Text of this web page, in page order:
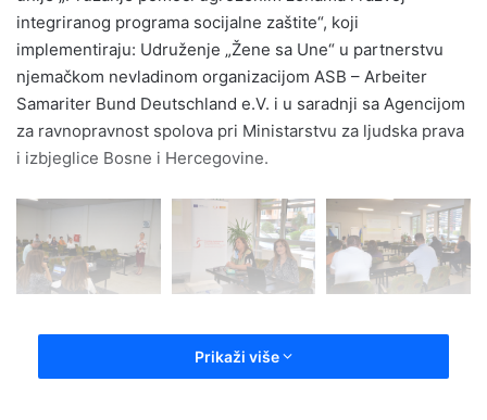
integriranog programa socijalne zaštite“, koji
implementiraju: Udruženje „Žene sa Une“ u partnerstvu
njemačkom nevladinom organizacijom ASB – Arbeiter
Samariter Bund Deutschland e.V. i u saradnji sa Agencijom
za ravnopravnost spolova pri Ministarstvu za ljudska prava
i izbjeglice Bosne i Hercegovine.
Prezentaciji koja je započela u sali OV Olovo u 13:00 sati,
uz predstavnike Općine i Općinskog vijeća prisustvovali su
Prikaži više